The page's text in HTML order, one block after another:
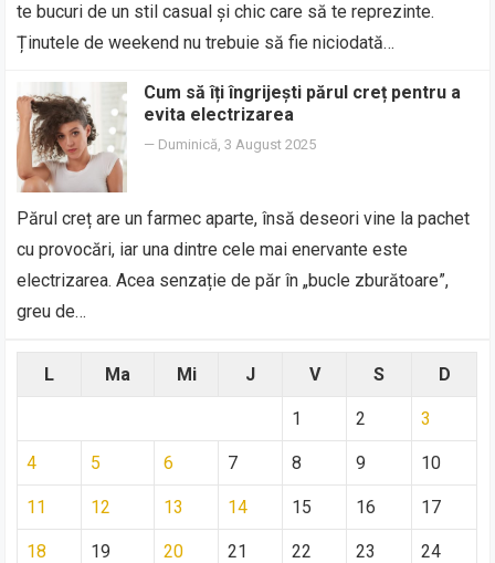
te bucuri de un stil casual și chic care să te reprezinte.
Ținutele de weekend nu trebuie să fie niciodată…
Cum să îți îngrijești părul creț pentru a
evita electrizarea
— Duminică, 3 August 2025
Părul creț are un farmec aparte, însă deseori vine la pachet
cu provocări, iar una dintre cele mai enervante este
electrizarea. Acea senzație de păr în „bucle zburătoare”,
greu de…
L Ma Mi J V S D
1 2 3
4 5 6 7 8 9 10
11 12 13 14 15 16 17
18 19 20 21 22 23 24